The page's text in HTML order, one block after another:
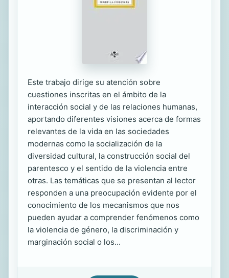
Este trabajo dirige su atención sobre
cuestiones inscritas en el ámbito de la
interacción social y de las relaciones humanas,
aportando diferentes visiones acerca de formas
relevantes de la vida en las sociedades
modernas como la socialización de la
diversidad cultural, la construcción social del
parentesco y el sentido de la violencia entre
otras. Las temáticas que se presentan al lector
responden a una preocupación evidente por el
conocimiento de los mecanismos que nos
pueden ayudar a comprender fenómenos como
la violencia de género, la discriminación y
marginación social o los...